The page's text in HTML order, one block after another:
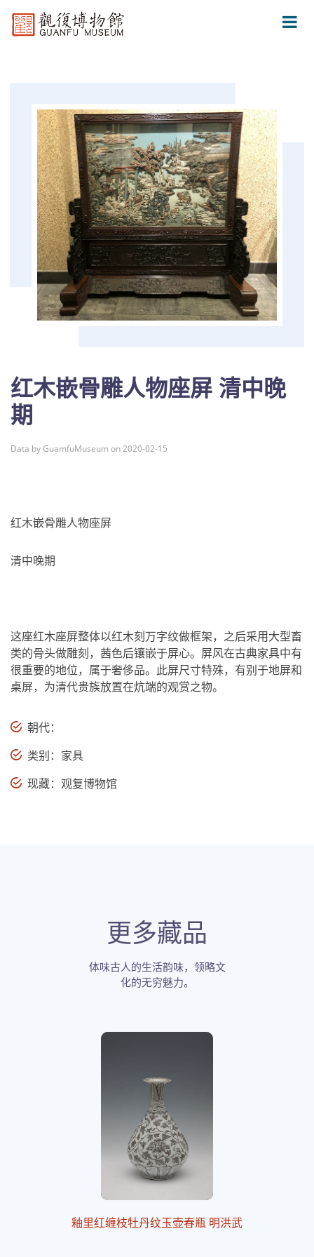
红木嵌骨雕人物座屏 清中晚
期
Data by GuamfuMuseum on 2020-02-15
红木嵌骨雕人物座屏
清中晚期
这座红木座屏整体以红木刻万字纹做框架，之后采用大型畜
类的骨头做雕刻，茜色后镶嵌于屏心。屏风在古典家具中有
很重要的地位，属于奢侈品。此屏尺寸特殊，有别于地屏和
桌屏，为清代贵族放置在炕端的观赏之物。
朝代：
类别：家具
现藏：观复博物馆
更多藏品
体味古人的生活韵味，领略文
化的无穷魅力。
釉里红缠枝牡丹纹玉壶春瓶 明洪武